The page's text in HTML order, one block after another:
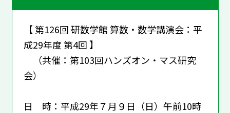
【 第126回 研数学館 算数・数学講演会：平
成29年度 第4回 】
（共催：第103回ハンズオン・マス研究
会）
日 時：平成29年７月９日（日）午前10時